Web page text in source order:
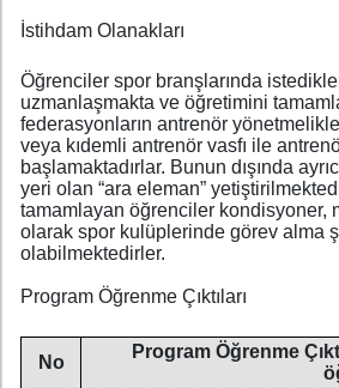
İstihdam Olanakları
Öğrenciler spor branşlarında
uzmanlaşmakta ve öğretimini
federasyonların antrenör
veya kıdemli antrenör vasfı ile
başlamaktadırlar. Bunun dışında
yeri olan “ara eleman”
tamamlayan öğrenciler kondisyoner,
olarak spor kulüplerinde görev alma
olabilmektedirler.
Program Öğrenme Çıktıları
No
Program Öğrenme